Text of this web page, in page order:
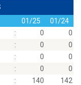
01/25
01/24
: 0
0
: 0
0
: 0
0
: 0
0
: 140
142